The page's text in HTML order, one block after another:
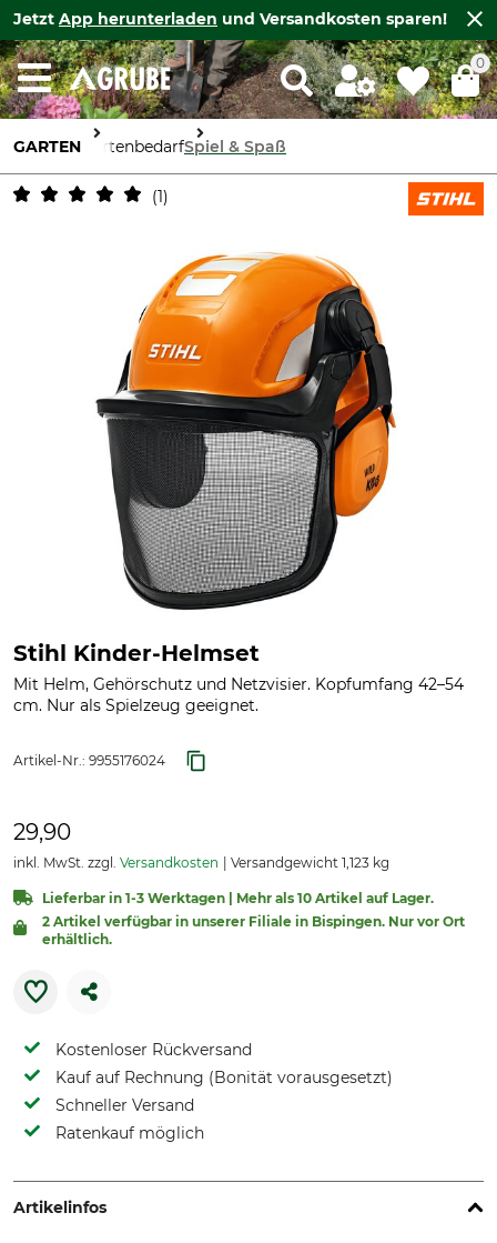
Jetzt App herunterladen und Versandkosten sparen!
0
GARTEN GartenbedarfSpiel & Spaß
1
Stihl Kinder-Helmset
Mit Helm, Gehörschutz und Netzvisier. Kopfumfang 42–54
cm. Nur als Spielzeug geeignet.
Artikel-Nr.: 9955176024
29,90
inkl. MwSt. zzgl. Versandkosten Versandgewicht 1,123 kg
Lieferbar in 1-3 Werktagen | Mehr als 10 Artikel auf Lager.
2 Artikel verfügbar in unserer Filiale in Bispingen. Nur vor Ort
erhältlich.
Kostenloser Rückversand
Kauf auf Rechnung (Bonität vorausgesetzt)
Schneller Versand
Ratenkauf möglich
Artikelinfos